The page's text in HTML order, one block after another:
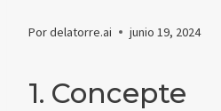
Pordelatorre.ai junio 19, 2024
1. Concepte